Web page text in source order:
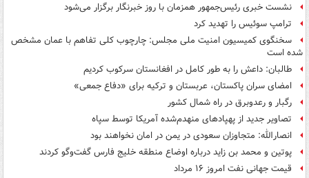
نشست خبری رئیس‌جمهور همزمان با روز خبرنگار برگزار می‌شود
ترامپ سوئیس را تهدید کرد
سخنگوی کمیسیون امنیت ملی مجلس: چارچوب کلی تفاهم با عمان مشخص
شده است
طالبان: داعش را به طور کامل در افغانستان سرکوب کردیم
امضای سران پاکستان، عربستان و ترکیه برای «دفاع جمعی»
رگبار و رعدوبرق در راه شمال کشور
تصاویر جدید از پهپادهای منهدم‌شده آمریکا توسط سپاه
انصارالله: متجاوزان سعودی در یمن در امان نخواهند بود
پوتین و محمد بن زاید درباره اوضاع منطقه خلیج فارس گفت‌وگو کردند
قیمت جهانی نفت امروز ۱۶ مرداد